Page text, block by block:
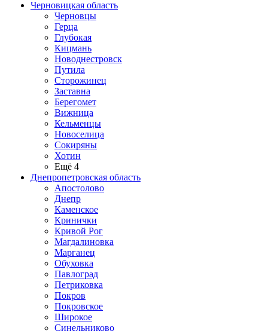
Черновицкая область
Черновцы
Герца
Глубокая
Кицмань
Новоднестровск
Путила
Сторожинец
Заставна
Берегомет
Вижница
Кельменцы
Новоселица
Сокиряны
Хотин
Ещё 4
Днепропетровская область
Апостолово
Днепр
Каменское
Кринички
Кривой Рог
Магдалиновка
Марганец
Обуховка
Павлоград
Петриковка
Покров
Покровское
Широкое
Синельниково